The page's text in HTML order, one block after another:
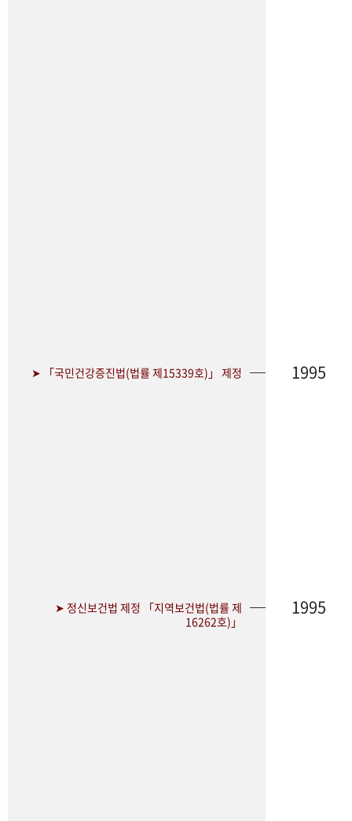
➤ 「국민건강증진법(법률 제15339호)」 제정 1995
➤ 정신보건법 제정 「지역보건법(법률 제
16262호)」
1995